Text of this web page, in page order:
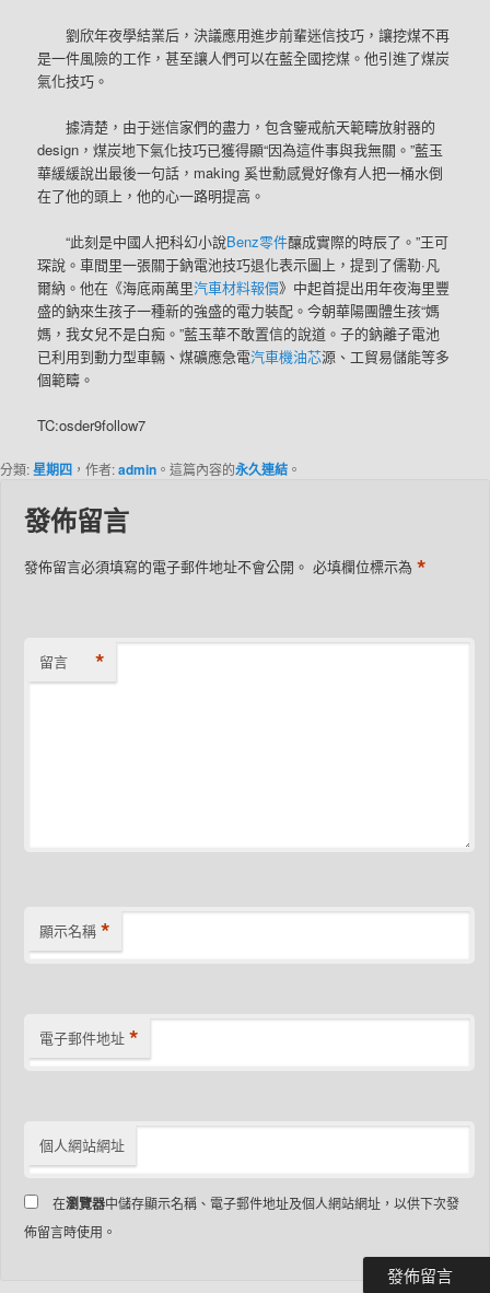
劉欣年夜學結業后，決議應用進步前輩迷信技巧，讓挖煤不再
是一件風險的工作，甚至讓人們可以在藍全國挖煤。他引進了煤炭
氣化技巧。
據清楚，由于迷信家們的盡力，包含鑒戒航天範疇放射器的
design，煤炭地下氣化技巧已獲得顯“因為這件事與我無關。”藍玉
華緩緩說出最後一句話，making 奚世勳感覺好像有人把一桶水倒
在了他的頭上，他的心一路明提高。
“此刻是中國人把科幻小說Benz零件釀成實際的時辰了。”王可
琛說。車間里一張關于鈉電池技巧退化表示圖上，提到了儒勒·凡
爾納。他在《海底兩萬里汽車材料報價》中起首提出用年夜海里豐
盛的鈉來生孩子一種新的強盛的電力裝配。今朝華陽團體生孩“媽
媽，我女兒不是白痴。”藍玉華不敢置信的說道。子的鈉離子電池
已利用到動力型車輛、煤礦應急電汽車機油芯源、工貿易儲能等多
個範疇。
TC:osder9follow7
分類:星期四 ，作者:admin 。這篇內容的永久連結 。
發佈留言
發佈留言必須填寫的電子郵件地址不會公開。 必填欄位標示為*
留言 *
顯示名稱 *
電子郵件地址 *
個人網站網址
在瀏覽器中儲存顯示名稱、電子郵件地址及個人網站網址，以供下次發
佈留言時使用。